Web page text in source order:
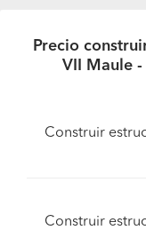
Precio
VII Maule
Construir
Construir